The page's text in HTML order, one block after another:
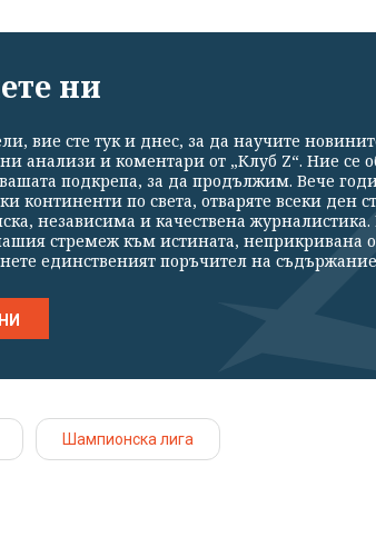
ни
вие сте тук и днес, за да научите
анализи и коментари от „Клуб Z“. Ние се
подкрепа, за да продължим. Вече
континенти по света, отваряте всеки ден
независима и качествена
стремеж към истината, неприкривана
единственият поръчител на съдържание
Шампионска лига